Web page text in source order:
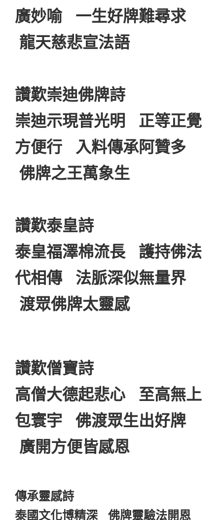
廣妙喻 一生好牌難尋求
龍天慈悲宣法語
讚歎崇迪佛牌詩
崇迪示現普光明 正等正覺
方便行 入料傳承阿贊多
佛牌之王萬象生
讚歎泰皇詩
泰皇福澤棉流長 護持佛法
代相傳 法脈深似無量界
渡眾佛牌太靈感
讚歎僧寶詩
高僧大德起悲心 至高無上
包寰宇 佛渡眾生出好牌
廣開方便皆感恩
傳承靈感詩
泰國文化博精深 佛牌靈驗法開恩